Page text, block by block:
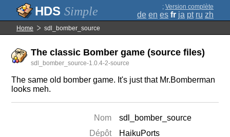
Simple ; Version complète
de en es fr ja pt ru zh
Home sdl_bomber_source
The classic Bomber game (source files)
sdl_bomber_source-1.0.4-2-source
The same old bomber game. It's just that Mr.Bomberman
looks meh.
Nom
sdl_bomber_source
Dépôt
HaikuPorts